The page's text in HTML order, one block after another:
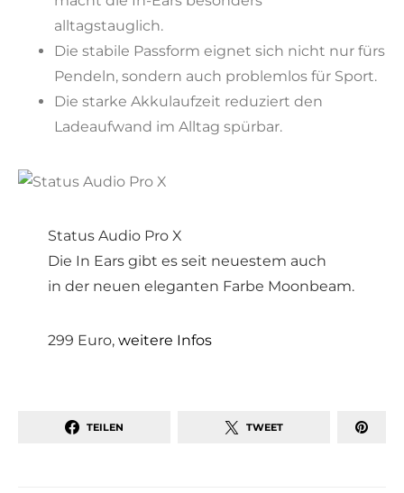
alltagstauglich.
Die stabile Passform eignet sich nicht nur fürs
Pendeln, sondern auch problemlos für Sport.
Die starke Akkulaufzeit reduziert den
Ladeaufwand im Alltag spürbar.
Status Audio Pro X
Die In Ears gibt es seit neuestem auch
in der neuen eleganten Farbe Moonbeam.
299 Euro, weitere Infos
TEILEN TWEET